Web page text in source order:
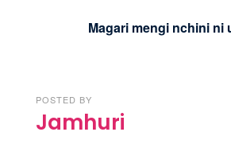
Magari mengi nchini ni
POSTED BY
Jamhuri